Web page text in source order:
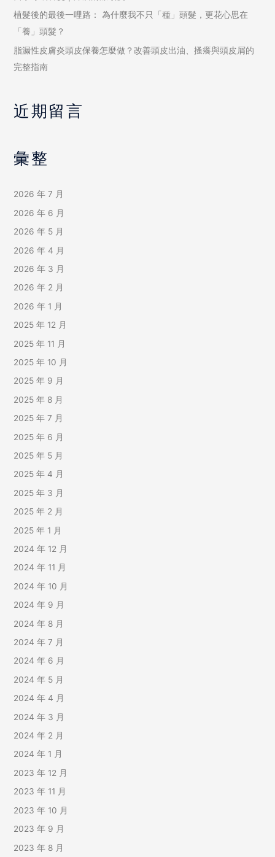
植髮後的最後一哩路： 為什麼我不只「種」頭髮，更花心思在
「養」頭髮？
脂漏性皮膚炎頭皮保養怎麼做？改善頭皮出油、搔癢與頭皮屑的
完整指南
近期留言
彙整
2026 年 7 月
2026 年 6 月
2026 年 5 月
2026 年 4 月
2026 年 3 月
2026 年 2 月
2026 年 1 月
2025 年 12 月
2025 年 11 月
2025 年 10 月
2025 年 9 月
2025 年 8 月
2025 年 7 月
2025 年 6 月
2025 年 5 月
2025 年 4 月
2025 年 3 月
2025 年 2 月
2025 年 1 月
2024 年 12 月
2024 年 11 月
2024 年 10 月
2024 年 9 月
2024 年 8 月
2024 年 7 月
2024 年 6 月
2024 年 5 月
2024 年 4 月
2024 年 3 月
2024 年 2 月
2024 年 1 月
2023 年 12 月
2023 年 11 月
2023 年 10 月
2023 年 9 月
2023 年 8 月